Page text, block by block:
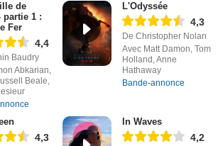
de
partie 1 :
Fer
4,4
Baudry
Abkarian,
Beale,
L'Odyssée
4,3
De Christopher Nolan
Avec Matt Damon, Tom
Holland, Anne
Hathaway
Bande-annonce
4,3
In Waves
4,2